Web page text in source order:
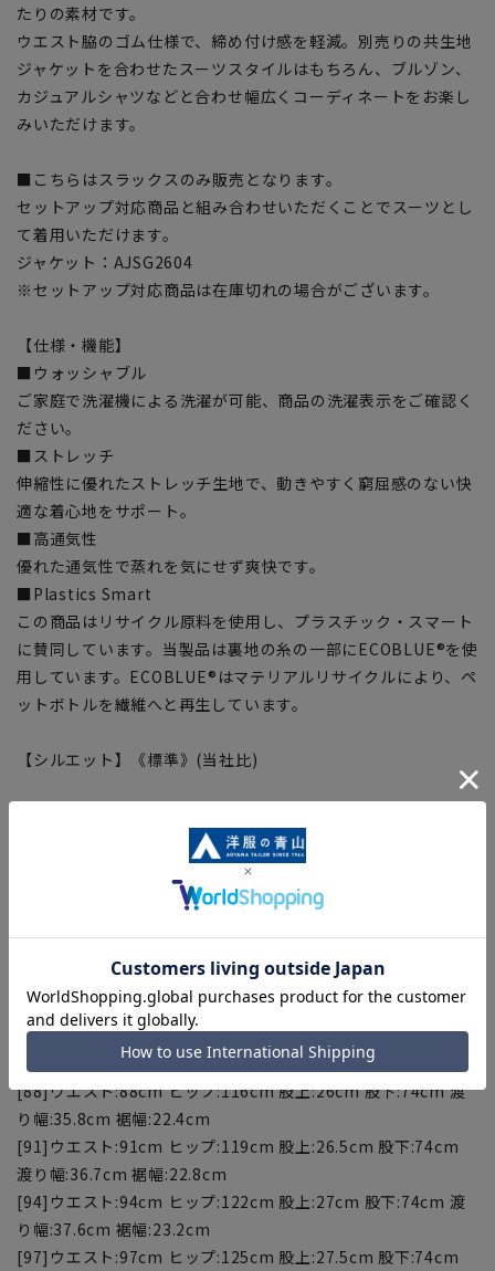
たりの素材です。
ウエスト脇のゴム仕様で、締め付け感を軽減。別売りの共生地
ジャケットを合わせたスーツスタイルはもちろん、ブルゾン、
カジュアルシャツなどと合わせ幅広くコーディネートをお楽し
みいただけます。
■こちらはスラックスのみ販売となります。
セットアップ対応商品と組み合わせいただくことでスーツとし
て着用いただけます。
ジャケット：AJSG2604
※セットアップ対応商品は在庫切れの場合がございます。
【仕様・機能】
■ウォッシャブル
ご家庭で洗濯機による洗濯が可能、商品の洗濯表示をご確認く
ださい。
■ストレッチ
伸縮性に優れたストレッチ生地で、動きやすく窮屈感のない快
適な着心地をサポート。
■高通気性
優れた通気性で蒸れを気にせず爽快です。
■Plastics Smart
この商品はリサイクル原料を使用し、プラスチック・スマート
に賛同しています。当製品は裏地の糸の一部にECOBLUE®を使
用しています。ECOBLUE®はマテリアルリサイクルにより、ペ
ットボトルを繊維へと再生しています。
【シルエット】《標準》(当社比)
こちらの商品の裾直しをする場合は店舗にて承ります。補正料
金については店舗へお問い合わせください。商品の股下以上の
長さの調節は出来ません、予めご了承ください。
[82]ウエスト:82cm ヒップ:110cm 股上:25cm 股下:74cm 渡
り幅:34cm 裾幅:21.6cm
[85]ウエスト:85cm ヒップ:113cm 股上:25.5cm 股下:74cm
渡り幅:34.9cm 裾幅:22cm
[88]ウエスト:88cm ヒップ:116cm 股上:26cm 股下:74cm 渡
り幅:35.8cm 裾幅:22.4cm
[91]ウエスト:91cm ヒップ:119cm 股上:26.5cm 股下:74cm
渡り幅:36.7cm 裾幅:22.8cm
[94]ウエスト:94cm ヒップ:122cm 股上:27cm 股下:74cm 渡
り幅:37.6cm 裾幅:23.2cm
[97]ウエスト:97cm ヒップ:125cm 股上:27.5cm 股下:74cm